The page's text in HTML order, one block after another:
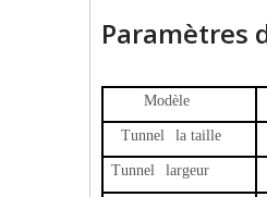
Paramètres
Modèle
Tunnel
la taille
Tunnel
largeur